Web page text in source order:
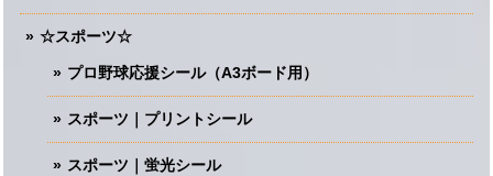
☆スポーツ☆
プロ野球応援シール（A3ボード用）
スポーツ｜プリントシール
スポーツ｜蛍光シール